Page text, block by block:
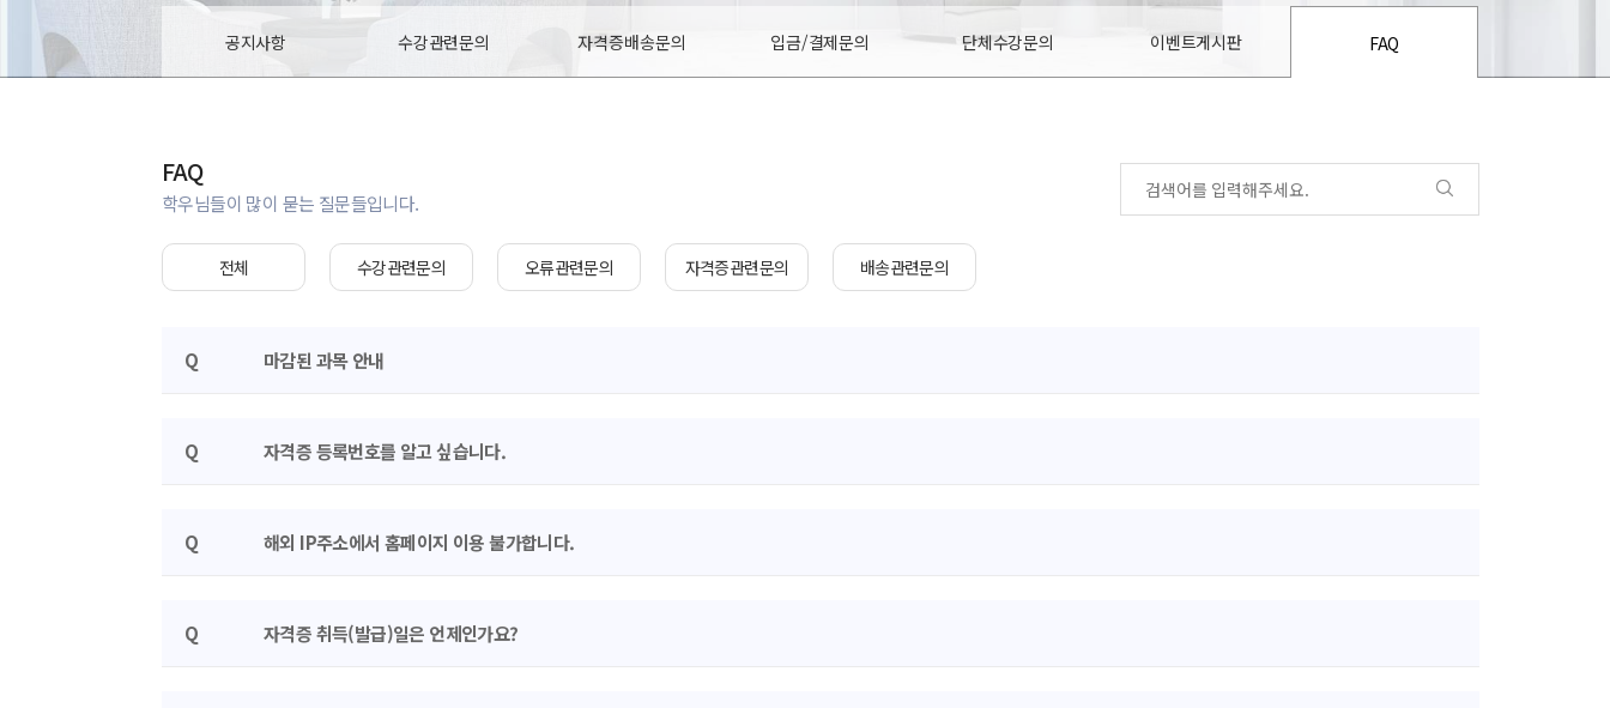
공지사항 수강관련문의 자격증배송문의 입금/결제문의 단체수강문의 이벤트게시판 FAQ
FAQ
학우님들이 많이 묻는 질문들입니다.
전체 수강관련문의 오류관련문의 자격증관련문의 배송관련문의
Q 마감된 과목 안내
Q 자격증 등록번호를 알고 싶습니다.
Q 해외 IP주소에서 홈페이지 이용 불가합니다.
Q 자격증 취득(발급)일은 언제인가요?